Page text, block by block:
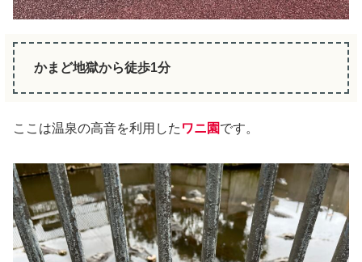
かまど地獄から徒歩1分
ここは温泉の高音を利用した ワニ園です。